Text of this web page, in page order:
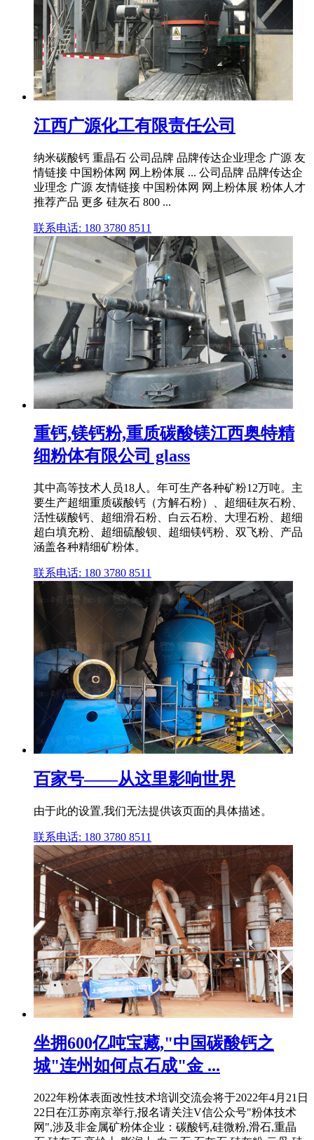
江西广源化工有限责任公司
纳米碳酸钙 重晶石 公司品牌 品牌传达企业理念 广源 友
情链接 中国粉体网 网上粉体展 ... 公司品牌 品牌传达企
业理念 广源 友情链接 中国粉体网 网上粉体展 粉体人才
推荐产品 更多 硅灰石 800 ...
联系电话: 180 3780 8511
重钙,镁钙粉,重质碳酸镁江西奥特精
细粉体有限公司 glass
其中高等技术人员18人。年可生产各种矿粉12万吨。主
要生产超细重质碳酸钙（方解石粉）、超细硅灰石粉、
活性碳酸钙、超细滑石粉、白云石粉、大理石粉、超细
超白填充粉、超细硫酸钡、超细镁钙粉、双飞粉、产品
涵盖各种精细矿粉体。
联系电话: 180 3780 8511
百家号——从这里影响世界
由于此的设置,我们无法提供该页面的具体描述。
联系电话: 180 3780 8511
坐拥600亿吨宝藏,"中国碳酸钙之
城"连州如何点石成"金 ...
2022年粉体表面改性技术培训交流会将于2022年4月21日
22日在江苏南京举行,报名请关注V信公众号"粉体技术
网",涉及非金属矿粉体企业：碳酸钙,硅微粉,滑石,重晶